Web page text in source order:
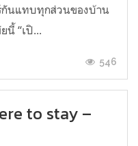
นแทบทุกส่วนของบ้าน
นี้ “เปิ...
546
to stay –